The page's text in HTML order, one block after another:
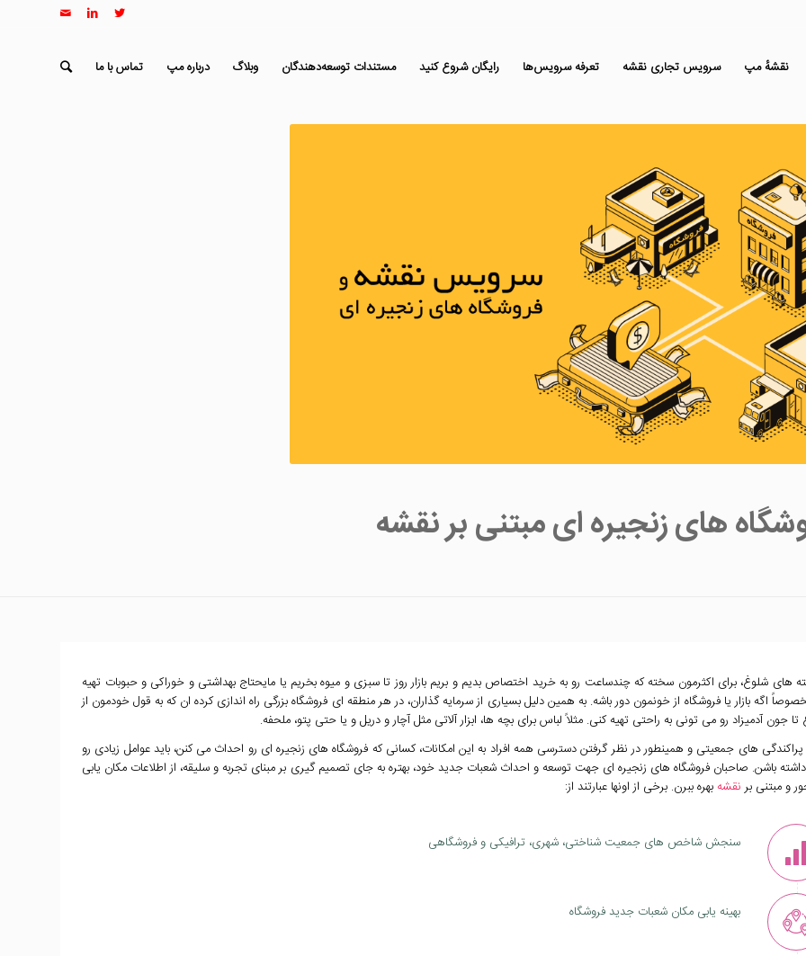
نقشه‌ٔ مپ سرویس تجاری نقشه تعرفه سرویس‌ها رایگان شروع کنید مستندات توسعه‌دهندگان وبلاگ درباره مپ تماس با ما
های زنجیره ای مبتنی بر نقشه
های شلوغ، برای اکثرمون سخته که چندساعت رو به خرید اختصاص بدیم و بریم بازار روز تا سبزی و میوه بخریم یا مایحتاج بهداشتی و خوراکی و حبوبات تهیه
اگه بازار یا فروشگاه از خونمون دور باشه. به همین دلیل بسیاری از سرمایه گذاران، در هر منطقه ای فروشگاه بزرگی راه اندازی کرده ان که به قول خودمون از
جون آدمیزاد رو می تونی به راحتی تهیه کنی. مثلاً لباس برای بچه ها، ابزار آلاتی مثل آچار و دریل و یا حتی پتو، ملحفه.
پراکندگی های جمعیتی و همینطور در نظر گرفتن دسترسی همه افراد به این امکانات، کسانی که فروشگاه های زنجیره ای رو احداث می کنن، باید عوامل زیادی رو
باشن. صاحبان فروشگاه های زنجیره ای جهت توسعه و احداث شعبات جدید خود، بهتره به جای تصمیم گیری بر مبنای تجربه و سلیقه، از اطلاعات مکان یابی
و مبتنی بر نقشه بهره ببرن. برخی از اونها عبارتند از:
سنجش شاخص های جمعیت شناختی، شهری، ترافیکی و فروشگاهی
بهینه یابی مکان شعبات جدید فروشگاه